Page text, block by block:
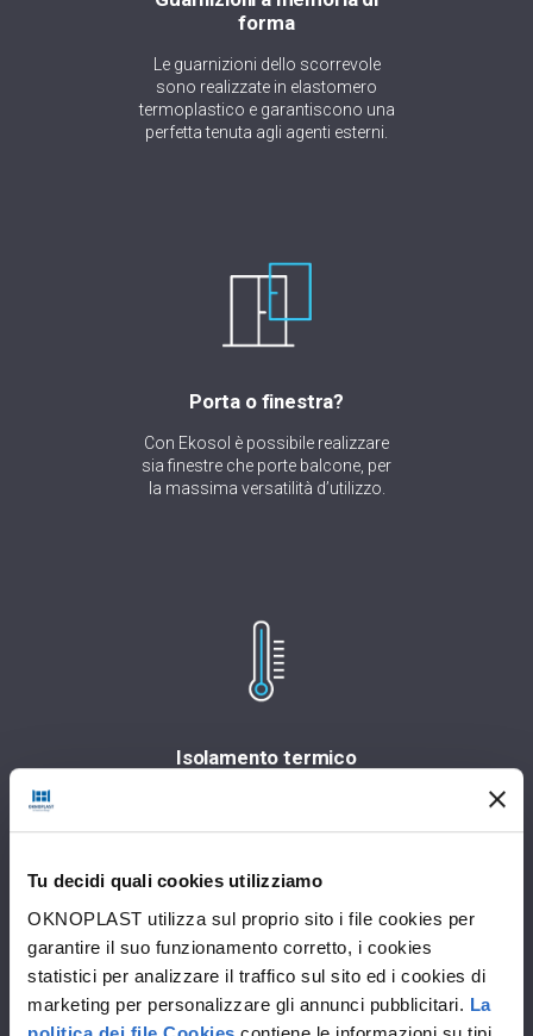
Tu decidi quali cookies utilizziamo
OKNOPLAST utilizza sul proprio sito i file cookies per
garantire il suo funzionamento corretto, i cookies
statistici per analizzare il traffico sul sito ed i cookies di
marketing per personalizzare gli annunci pubblicitari. La
forma
Le guarnizioni dello scorrevole
sono realizzate in elastomero
termoplastico e garantiscono una
perfetta tenuta agli agenti esterni.
Porta o finestra?
Con Ekosol è possibile realizzare
sia finestre che porte balcone, per
la massima versatilità d’utilizzo.
Isolamento termico